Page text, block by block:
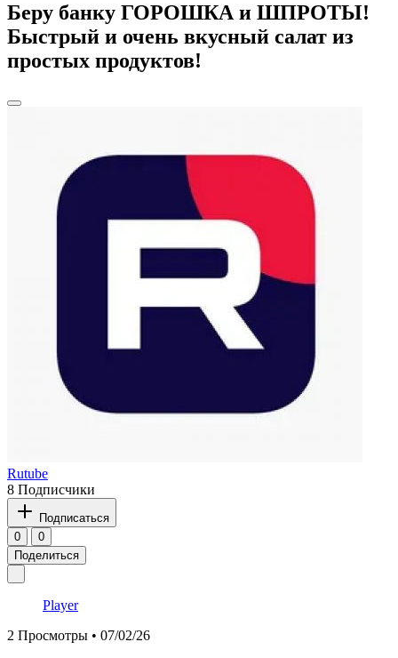
Беру банку ГОРОШКА и ШПРОТЫ!
Быстрый и очень вкусный салат из
простых продуктов!
Rutube
8 Подписчики
Подписаться
0
0
Поделиться
Player
2 Просмотры • 07/02/26